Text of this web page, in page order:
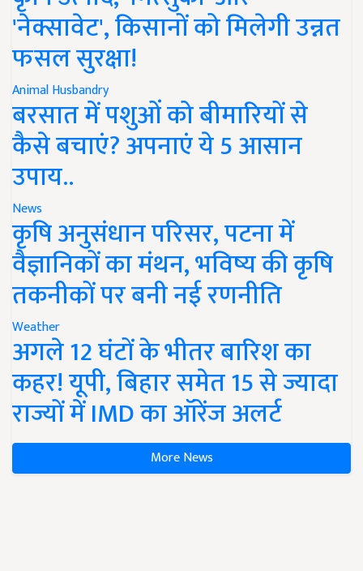
'नेक्सावेट', किसानों को मिलेगी उन्नत
फसल सुरक्षा!
Animal Husbandry
बरसात में पशुओं को बीमारियों से
कैसे बचाएं? अपनाएं ये 5 आसान
उपाय..
News
कृषि अनुसंधान परिसर, पटना में
वैज्ञानिकों का मंथन, भविष्य की कृषि
तकनीकों पर बनी नई रणनीति
Weather
अगले 12 घंटों के भीतर बारिश का
कहर! यूपी, बिहार समेत 15 से ज्यादा
राज्यों में IMD का ऑरेंज अलर्ट
More News